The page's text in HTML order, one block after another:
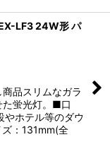
LF3 24W形 パ
品スリムなガラ
た蛍光灯。■口
ホテル等のダウ
：131mm(全